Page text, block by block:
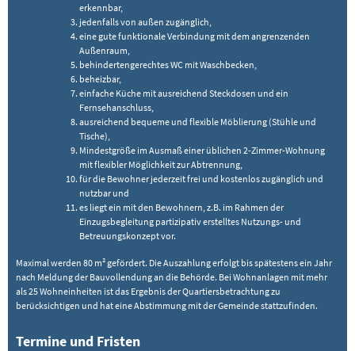
erkennbar,
jedenfalls von außen zugänglich,
eine gute funktionale Verbindung mit dem angrenzenden
Außenraum,
behindertengerechtes WC mit Waschbecken,
beheizbar,
einfache Küche mit ausreichend Steckdosen und ein
Fernsehanschluss,
ausreichend bequeme und flexible Möblierung (Stühle und
Tische),
Mindestgröße im Ausmaß einer üblichen 2-Zimmer-Wohnung
mit flexibler Möglichkeit zur Abtrennung,
für die Bewohner jederzeit frei und kostenlos zugänglich und
nutzbar und
es liegt ein mit den Bewohnern, z.B. im Rahmen der
Einzugsbegleitung partizipativ erstelltes Nutzungs- und
Betreuungskonzept vor.
Maximal werden 80 m² gefördert. Die Auszahlung erfolgt bis spätestens ein Jahr
nach Meldung der Bauvollendung an die Behörde. Bei Wohnanlagen mit mehr
als 25 Wohneinheiten ist das Ergebnis der Quartiersbetrachtung zu
berücksichtigen und hat eine Abstimmung mit der Gemeinde stattzufinden.
Termine und Fristen